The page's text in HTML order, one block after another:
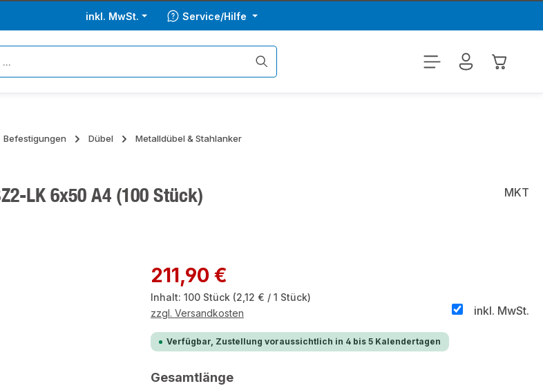
inkl. MwSt. Service/Hilfe
Befestigungen Dübel Metalldübel & Stahlanker
LK 6x50 A4 (100 Stück) MKT
Regulärer Preis:
211,90 €
Inhalt: 100 Stück (2,12 € / 1 Stück)
inkl. MwSt.
zzgl. Versandkosten
Verfügbar, Zustellung voraussichtlich in 4 bis 5 Kalendertagen
Gesamtlängeauswählen